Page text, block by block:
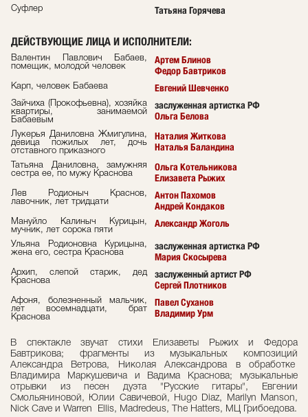
Суфлер Татьяна Горячева
ДЕЙСТВУЮЩИЕ ЛИЦА И ИСПОЛНИТЕЛИ:
Валентин Павлович Бабаев,
помещик, молодой человек
Артем Блинов
Федор Бавтриков
Карп, человек Бабаева Евгений Шевченко
Зайчиха (Прокофьевна), хозяйка
квартиры, занимаемой
Бабаевым
заслуженная артистка РФ
Ольга Белова
Лукерья Даниловна Жмигулина,
девица пожилых лет, дочь
отставного приказного
Наталия Житкова
Наталья Баландина
Татьяна Даниловна, замужняя
сестра ее, по мужу Краснова
Ольга Котельникова
Елизавета Рыжих
Лев Родионыч Краснов,
лавочник, лет тридцати
Антон Пахомов
Андрей Кондаков
Мануйло Калиныч Курицын,
мучник, лет сорока пяти
Александр Жоголь
Ульяна Родионовна Курицына,
жена его, сестра Краснова
заслуженная артистка РФ
Мария Скосырева
Архип, слепой старик, дед
Краснова
заслуженный артист РФ
Сергей Плотников
Афоня, болезненный мальчик,
лет восемнадцати, брат
Краснова
Павел Суханов
Владимир Урм
В спектакле звучат стихи Елизаветы Рыжих и Федора
Бавтрикова; фрагменты из музыкальных композиций
Александра Ветрова, Николая Александрова в обработке
Владимира Маркушевича и Вадима Краснова; музыкальные
отрывки из песен дуэта "Русские гитары", Евгении
Смольяниновой, Юлии Савичевой, Hugo Diaz, Marilyn Manson,
Nick Cave и Warren Ellis, Madredeus, The Hatters, МЦ Грибоедова.